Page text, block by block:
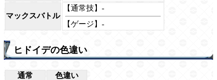
マックスバトル
【通常技】-
【ゲージ】-
ヒドイデの色違い
通常 色違い